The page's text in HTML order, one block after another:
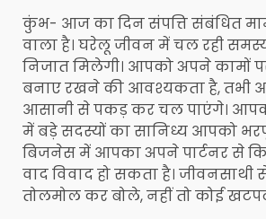
कुंभ- आज का दिन संपत्ति संबंधित
वाला है। घरेलू जीवन में चल रही
निजात मिलेगी। आपको अपने कामों
बनाए रखने की आवश्यकता है, तभी
आसानी से पकड़ कर चल पाएंगे।
में बड़े सदस्यों का सानिध्य आपको
बिजनेस में आपका अपने पार्टनर से
वाद विवाद हो सकता है।
तोलमोल कर बोले, नहीं तो कोई